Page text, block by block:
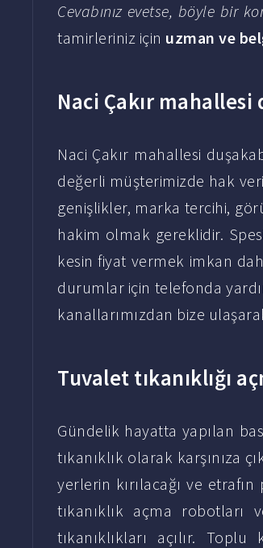
Cevabınız evetse, böyle bir
tamirleriniz için uzman ve
Naci Çakır
Naci Çakır mahallesi
değerli müşterimizde hak
genişlikler, marka tercihi,
hakim olmak gereklidir.
kesin fiyat vermek imkan
durumlar için telefonda
kanallarımızdan bize
Tuvalet tıkanıklığı
Gündelik hayatta yapılan
tıkanıklık olarak karşınıza
yerlerin kırılacağı ve
tıkanıklık açma robotları
tıkanıklıkları açılır.